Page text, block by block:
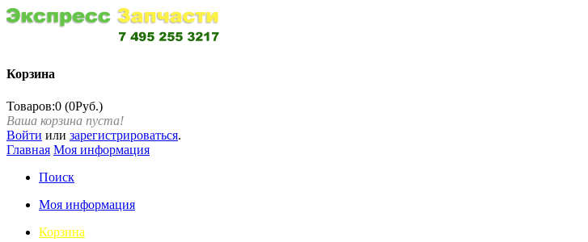
Корзина
Товаров:0 (0Руб.)
Ваша корзина пуста!
Войти или зарегистрироваться.
Главная Моя информация
Поиск
Моя информация
Корзина